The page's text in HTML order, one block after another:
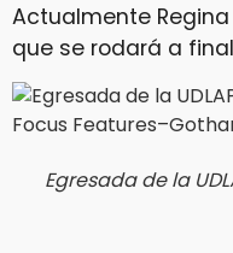
Actualmente
que se rodará a
Egresada de la